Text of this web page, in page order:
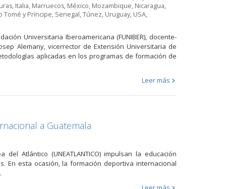
, Italia, Marruecos, México, Mozambique, Nicaragua,
Tomé y Príncipe, Senegal,Túnez, Uruguay, USA,
Universitaria Iberoamericana (FUNIBER), docente-
Alemany, vicerrector de Extensión Universitaria de
aplicadas en los programas de formación de
Leer más
a Guatemala
Atlántico (UNEATLANTICO) impulsan la educación
En esta ocasión, la formación deportiva internacional